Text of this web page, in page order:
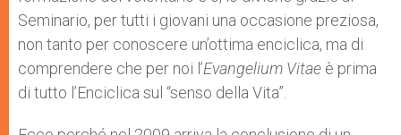
Seminario, per tutti i giovani una occasione preziosa,
non tanto per conoscere un’ottima enciclica, ma di
comprendere che per noi l’Evangelium Vitae è prima
di tutto l’Enciclica sul “senso della Vita”.